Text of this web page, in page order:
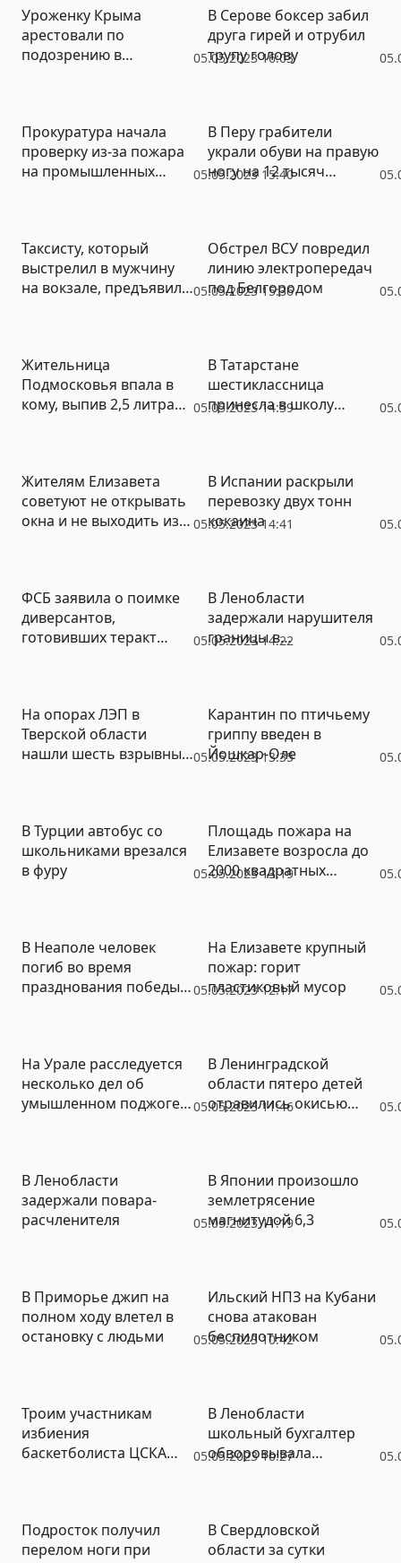
05.05.2023 16:03
Уроженку Крыма
арестовали по
подозрению в
В Серове боксер забил
друга гирей и отрубил
трупу голову
05.05.2023 15:40
Прокуратура начала
проверку из-за пожара
на промышленных
В Перу грабители
украли обуви на правую
ногу на 12 тысяч
05.05.2023 15:36
Таксисту, который
выстрелил в мужчину
на вокзале, предъявили
Обстрел ВСУ повредил
линию электропередач
под Белгородом
05.05.2023 14:59
Жительница
Подмосковья впала в
кому, выпив 2,5 литра
В Татарстане
шестиклассница
принесла в школу
05.05.2023 14:41
Жителям Елизавета
советуют не открывать
окна и не выходить из
В Испании раскрыли
перевозку двух тонн
кокаина
05.05.2023 14:22
ФСБ заявила о поимке
диверсантов,
готовивших теракт
В Ленобласти
задержали нарушителя
границы в
05.05.2023 13:35
На опорах ЛЭП в
Тверской области
нашли шесть взрывных
Карантин по птичьему
гриппу введен в
Йошкар-Оле
05.05.2023 13:19
В Турции автобус со
школьниками врезался
в фуру
Площадь пожара на
Елизавете возросла до
2000 квадратных
05.05.2023 12:17
В Неаполе человек
погиб во время
празднования победы
На Елизавете крупный
пожар: горит
пластиковый мусор
05.05.2023 11:46
На Урале расследуется
несколько дел об
умышленном поджоге
В Ленинградской
области пятеро детей
отравились окисью
05.05.2023 11:19
В Ленобласти
задержали повара-
расчленителя
В Японии произошло
землетрясение
магнитудой 6,3
05.05.2023 10:42
В Приморье джип на
полном ходу влетел в
остановку с людьми
Ильский НПЗ на Кубани
снова атакован
беспилотником
05.05.2023 10:27
Троим участникам
избиения
баскетболиста ЦСКА
В Ленобласти
школьный бухгалтер
обворовывала
Подросток получил
перелом ноги при
В Свердловской
области за сутки